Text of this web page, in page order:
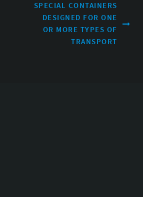
SPECIAL CONTAINERS
DESIGNED FOR ONE
OR MORE TYPES OF
TRANSPORT